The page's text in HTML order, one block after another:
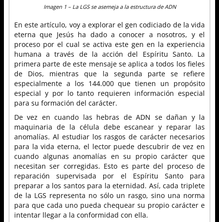
Imagen 1 – La LGS se asemeja a la estructura de ADN
En este artículo, voy a explorar el gen codiciado de la vida
eterna que Jesús ha dado a conocer a nosotros, y el
proceso por el cual se activa este gen en la experiencia
humana a través de la acción del Espíritu Santo. La
primera parte de este mensaje se aplica a todos los fieles
de Dios, mientras que la segunda parte se refiere
especialmente a los 144.000 que tienen un propósito
especial y por lo tanto requieren información especial
para su formación del carácter.
De vez en cuando las hebras de ADN se dañan y la
maquinaria de la célula debe escanear y reparar las
anomalías. Al estudiar los rasgos de carácter necesarios
para la vida eterna, el lector puede descubrir de vez en
cuando algunas anomalías en su propio carácter que
necesitan ser corregidas. Esto es parte del proceso de
reparación supervisada por el Espíritu Santo para
preparar a los santos para la eternidad. Así, cada triplete
de la LGS representa no sólo un rasgo, sino una norma
para que cada uno pueda chequear su propio carácter e
intentar llegar a la conformidad con ella.